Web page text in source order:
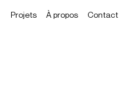
Projets À propos Contact